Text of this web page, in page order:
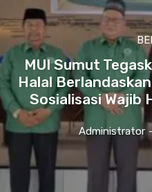
MUI Sumut
Halal
Sosialisasi Wajib
Administrator